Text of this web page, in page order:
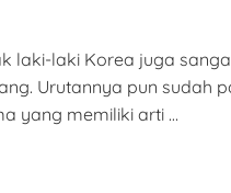
laki-laki Korea juga
Urutannya pun sudah
yang memiliki arti …